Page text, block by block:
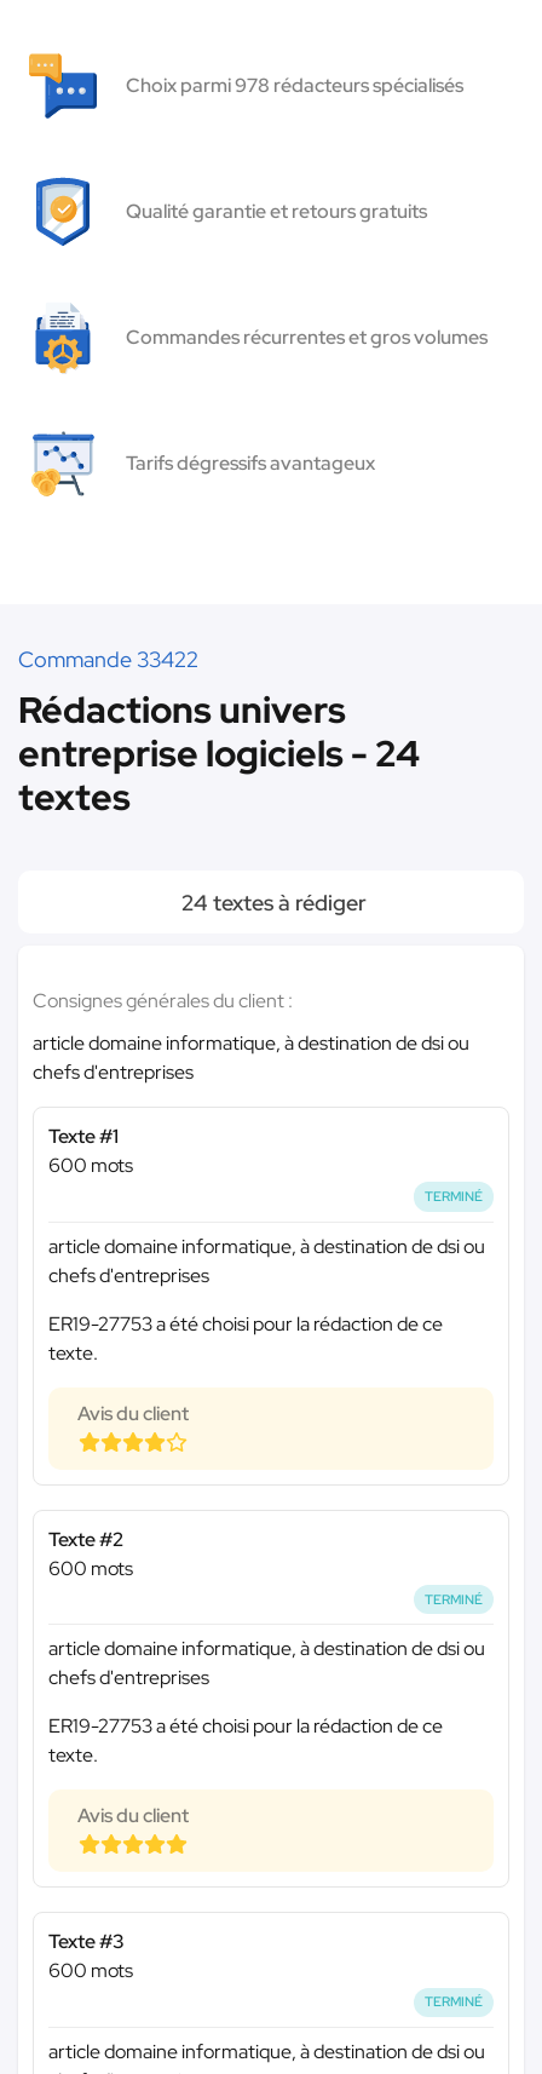
Choix parmi 978 rédacteurs spécialisés
Qualité garantie et retours gratuits
Commandes récurrentes et gros volumes
Tarifs dégressifs avantageux
Commande 33422
Rédactions univers
entreprise logiciels - 24
textes
24 textes à rédiger
Consignes générales du client :
article domaine informatique, à destination de dsi ou
chefs d'entreprises
Texte #1
600 mots
TERMINÉ
article domaine informatique, à destination de dsi ou
chefs d'entreprises
ER19-27753 a été choisi pour la rédaction de ce
texte.
Avis du client
Texte #2
600 mots
TERMINÉ
article domaine informatique, à destination de dsi ou
chefs d'entreprises
ER19-27753 a été choisi pour la rédaction de ce
texte.
Avis du client
Texte #3
600 mots
TERMINÉ
article domaine informatique, à destination de dsi ou